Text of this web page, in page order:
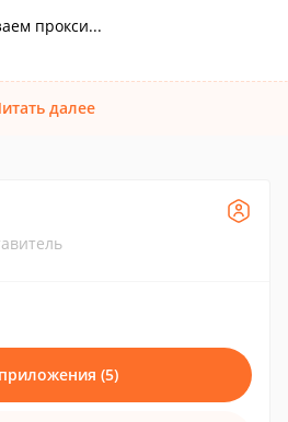
прокси...
далее
(5)